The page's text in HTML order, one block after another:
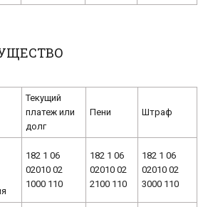
Текущий
платеж или
долг
Пени Штраф
182 1 06
02010 02
1000 110
182 1 06
02010 02
2100 110
182 1 06
02010 02
3000 110